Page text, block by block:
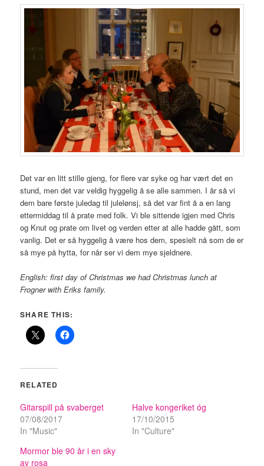
Det var en litt stille gjeng, for flere var syke og har vært det en
stund, men det var veldig hyggelig å se alle sammen. I år så vi
dem bare første juledag til julelønsj, så det var fint å a en lang
ettermiddag til å prate med folk. Vi ble sittende igjen med Chris
og Knut og prate om livet og verden etter at alle hadde gått, som
vanlig. Det er så hyggelig å være hos dem, spesielt nå som de er
så mye på hytta, for når ser vi dem mye sjeldnere.
English: first day of Christmas we had Christmas lunch at
Frogner with Eriks family.
SHARE THIS:
RELATED
Gitarspill på svaberget
07/08/2017
In "Music"
Halve kongeriket óg
17/10/2015
In "Culture"
Mormor ble 90 år i en sky
av rosa